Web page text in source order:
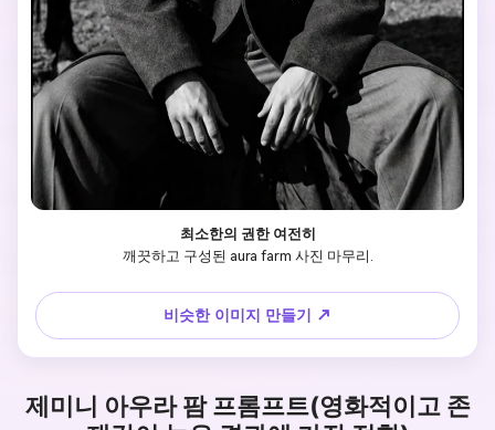
최소한의 권한 여전히
깨끗하고 구성된 aura farm 사진 마무리.
비슷한 이미지 만들기 ↗
제미니 아우라 팜 프롬프트(영화적이고 존